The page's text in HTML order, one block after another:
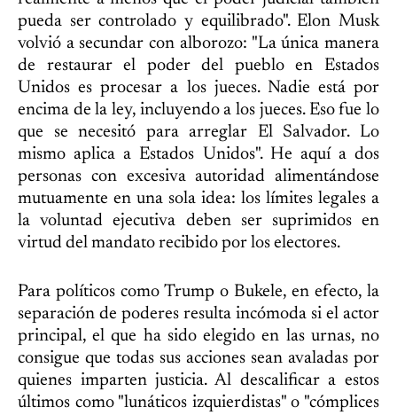
pueda ser controlado y equilibrado". Elon Musk
volvió a secundar con alborozo: "La única manera
de restaurar el poder del pueblo en Estados
Unidos es procesar a los jueces. Nadie está por
encima de la ley, incluyendo a los jueces. Eso fue lo
que se necesitó para arreglar El Salvador. Lo
mismo aplica a Estados Unidos". He aquí a dos
personas con excesiva autoridad alimentándose
mutuamente en una sola idea: los límites legales a
la voluntad ejecutiva deben ser suprimidos en
virtud del mandato recibido por los electores.
Para políticos como Trump o Bukele, en efecto, la
separación de poderes resulta incómoda si el actor
principal, el que ha sido elegido en las urnas, no
consigue que todas sus acciones sean avaladas por
quienes imparten justicia. Al descalificar a estos
últimos como "lunáticos izquierdistas" o "cómplices